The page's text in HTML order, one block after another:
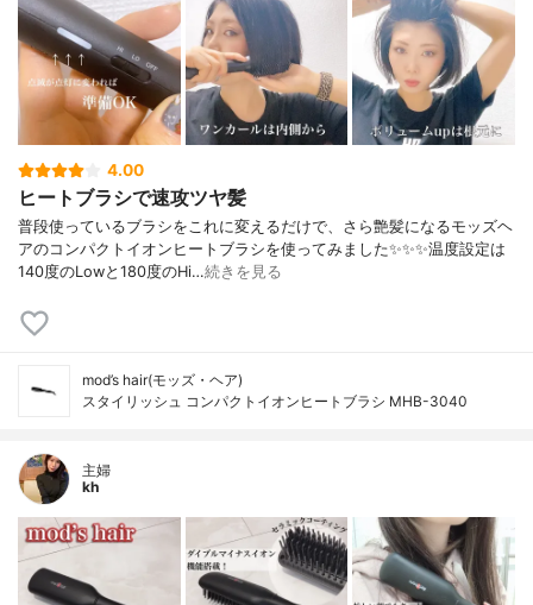
4.00
ヒートブラシで速攻ツヤ髪
普段使っているブラシをこれに変えるだけで、さら艶髪になるモッズヘ
アのコンパクトイオンヒートブラシを使ってみました✨✨✨温度設定は
140度のLowと180度のHi…続きを見る
mod’s hair(モッズ・ヘア)
スタイリッシュ コンパクトイオンヒートブラシ MHB-3040
主婦
kh